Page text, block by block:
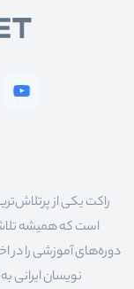
راکت یکی از
است که همیشه تلاش
دوره‌های آموزشی را در
نویسان